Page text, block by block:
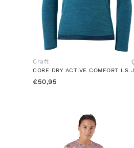
Craft
€50,95